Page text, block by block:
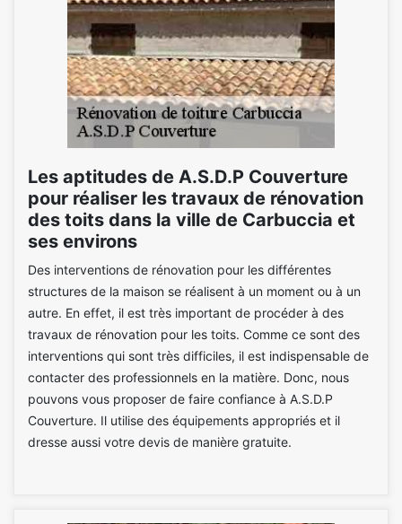
Les aptitudes de A.S.D.P Couverture
pour réaliser les travaux de rénovation
des toits dans la ville de Carbuccia et
ses environs
Des interventions de rénovation pour les différentes
structures de la maison se réalisent à un moment ou à un
autre. En effet, il est très important de procéder à des
travaux de rénovation pour les toits. Comme ce sont des
interventions qui sont très difficiles, il est indispensable de
contacter des professionnels en la matière. Donc, nous
pouvons vous proposer de faire confiance à A.S.D.P
Couverture. Il utilise des équipements appropriés et il
dresse aussi votre devis de manière gratuite.